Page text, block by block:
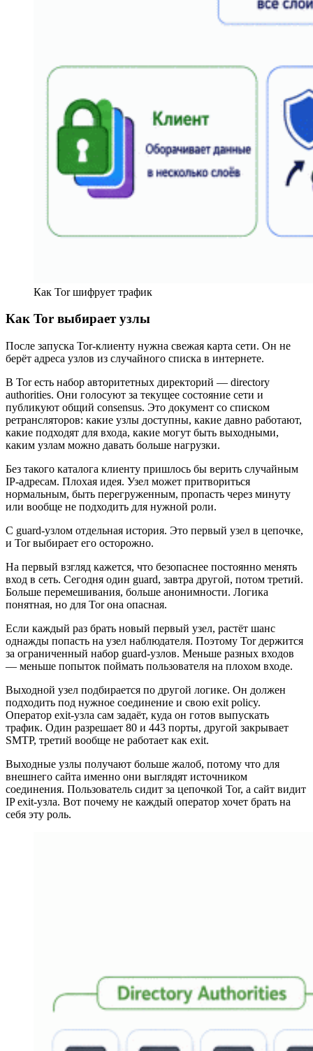
Как Tor шифрует трафик
Как Tor выбирает узлы
После запуска Tor-клиенту нужна свежая карта сети. Он не
берёт адреса узлов из случайного списка в интернете.
В Tor есть набор авторитетных директорий — directory
authorities. Они голосуют за текущее состояние сети и
публикуют общий consensus. Это документ со списком
ретрансляторов: какие узлы доступны, какие давно работают,
какие подходят для входа, какие могут быть выходными,
каким узлам можно давать больше нагрузки.
Без такого каталога клиенту пришлось бы верить случайным
IP-адресам. Плохая идея. Узел может притвориться
нормальным, быть перегруженным, пропасть через минуту
или вообще не подходить для нужной роли.
С guard-узлом отдельная история. Это первый узел в цепочке,
и Tor выбирает его осторожно.
На первый взгляд кажется, что безопаснее постоянно менять
вход в сеть. Сегодня один guard, завтра другой, потом третий.
Больше перемешивания, больше анонимности. Логика
понятная, но для Tor она опасная.
Если каждый раз брать новый первый узел, растёт шанс
однажды попасть на узел наблюдателя. Поэтому Tor держится
за ограниченный набор guard-узлов. Меньше разных входов
— меньше попыток поймать пользователя на плохом входе.
Выходной узел подбирается по другой логике. Он должен
подходить под нужное соединение и свою exit policy.
Оператор exit-узла сам задаёт, куда он готов выпускать
трафик. Один разрешает 80 и 443 порты, другой закрывает
SMTP, третий вообще не работает как exit.
Выходные узлы получают больше жалоб, потому что для
внешнего сайта именно они выглядят источником
соединения. Пользователь сидит за цепочкой Tor, а сайт видит
IP exit-узла. Вот почему не каждый оператор хочет брать на
себя эту роль.